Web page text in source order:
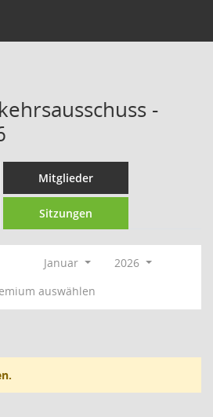
-
Mitglieder
Sitzungen
Januar
2026
auswählen